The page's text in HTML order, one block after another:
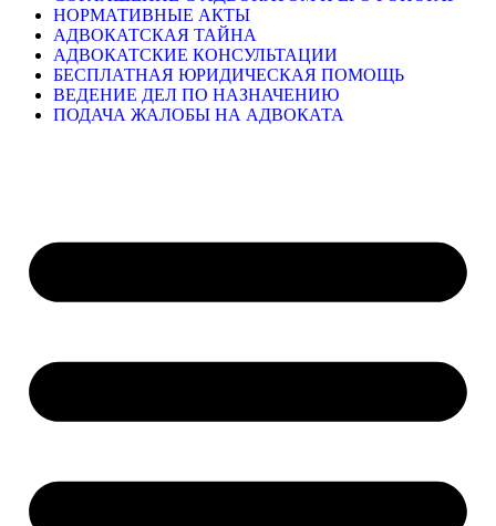
НОРМАТИВНЫЕ АКТЫ
АДВОКАТСКАЯ ТАЙНА
АДВОКАТСКИЕ КОНСУЛЬТАЦИИ
БЕСПЛАТНАЯ ЮРИДИЧЕСКАЯ ПОМОЩЬ
ВЕДЕНИЕ ДЕЛ ПО НАЗНАЧЕНИЮ
ПОДАЧА ЖАЛОБЫ НА АДВОКАТА